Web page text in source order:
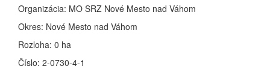
Organizácia: MO SRZ Nové Mesto nad Váhom
Okres: Nové Mesto nad Váhom
Rozloha: 0 ha
Číslo: 2-0730-4-1